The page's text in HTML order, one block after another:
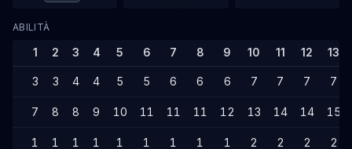
ABILITÀ
1 2 3 4 5 6 7 8 9 10 11 12 13
3 3 4 4 5 5 6 6 6 7 7 7 7
7 8 8 9 10 11 11 11 12 13 14 14 15
1 1 1 1 1 1 1 1 1 2 2 2 2